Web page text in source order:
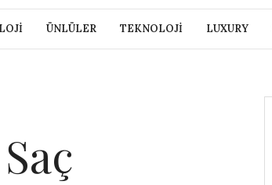
ÜNLÜLER TEKNOLOJİ LUXURY